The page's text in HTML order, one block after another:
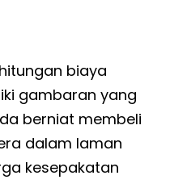
biaya
gambaran yang
berniat membeli
dalam laman
kesepakatan